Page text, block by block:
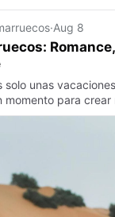
·Aug 8
solo unas
para